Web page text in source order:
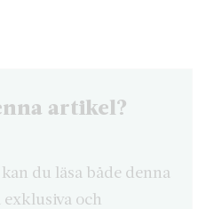
artikel?
du läsa både denna
och